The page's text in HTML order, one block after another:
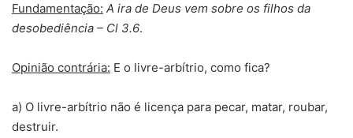
Fundamentação: A ira de Deus vem sobre os filhos da
desobediência – Cl 3.6.
Opinião contrária: E o livre-arbítrio, como fica?
a) O livre-arbítrio não é licença para pecar, matar, roubar,
destruir.